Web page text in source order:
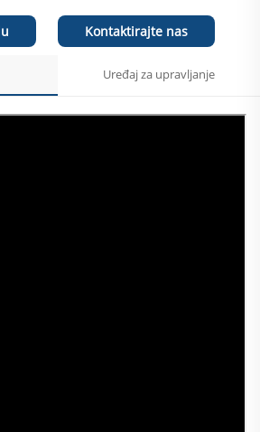
Kontaktirajte nas
Uređaj za upravljanje